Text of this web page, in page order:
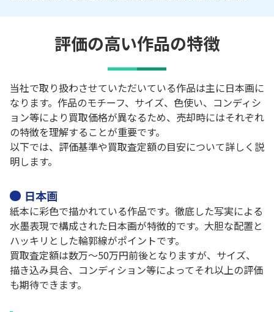
評価の高い作品の特徴
当社で取り扱わさせていただいている作品は主に日本画に
なります。作品のモチーフ、サイズ、色使い、コンディシ
ョン等により買取価格が異なるため、売却時にはそれぞれ
の特徴を理解することが重要です。
以下では、評価基準や買取査定額の目安について詳しく説
明します。
日本画
紙本に彩色で描かれている作品です。徹底した写実による
水墨表現で構成された日本画が特徴的です。大胆な配置と
ハッキリとした輪郭線がポイントです。
買取査定額は数万～50万円前後となりますが、サイズ、
描き込み具合、コンディション等によってそれ以上の評価
も期待できます。